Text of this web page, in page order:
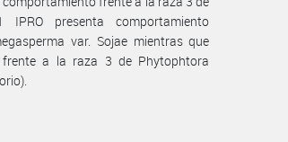
IPRO presenta comportamiento
var. Sojae mientras que
frente a la raza 3 de Phytophtora